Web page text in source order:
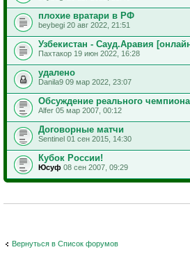
плохие вратари в РФ
beybegi 20 авг 2022, 21:51
Узбекистан - Сауд.Аравия
Пахтакор 19 июн 2022, 16:28
удалено
Danila9 09 мар 2022, 23:07
Обсуждение реального
Alfer 05 мар 2007, 00:12
Договорные матчи
Sentinel 01 сен 2015, 14:30
Кубок России!
Юсуф 08 сен 2007, 09:29
Вернуться в Список форумов